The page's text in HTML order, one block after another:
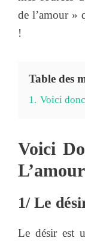
de l’amour »
!
Table des
1. Voici
Voici
1/ Le
Le désir est